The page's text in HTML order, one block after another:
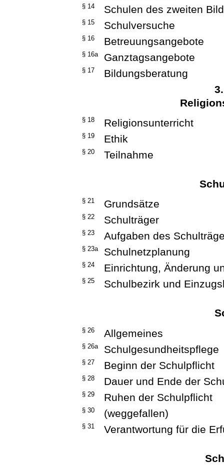
§ 14 Schulen des zweiten
§ 15 Schulversuche
§ 16 Betreuungsangebote
§ 16a Ganztagsangebote
§ 17
Bildungsberatung
§ 18 Religionsunterricht
§ 19 Ethik
§ 20 Teilnahme
§ 21 Grundsätze
§ 22 Schulträger
§ 23 Aufgaben des
§ 23a Schulnetzplanung
§ 24 Einrichtung, Änderung
§ 25 Schulbezirk und
§ 26 Allgemeines
§ 26a Schulgesundheitspflege
§ 27 Beginn der Schulpflicht
§ 28 Dauer und Ende der
§ 29 Ruhen der Schulpflicht
§ 30 (weggefallen)
§ 31 Verantwortung für die